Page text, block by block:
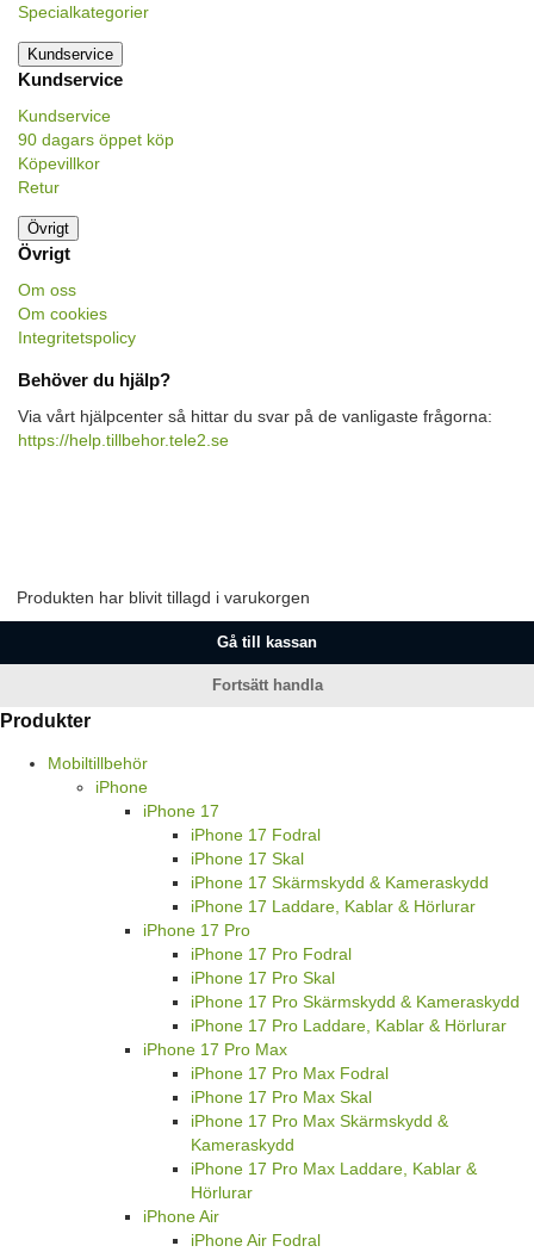
Specialkategorier
Kundservice
Kundservice
Kundservice
90 dagars öppet köp
Köpevillkor
Retur
Övrigt
Övrigt
Om oss
Om cookies
Integritetspolicy
Behöver du hjälp?
Via vårt hjälpcenter så hittar du svar på de vanligaste frågorna:
https://help.tillbehor.tele2.se
Produkten har blivit tillagd i varukorgen
Gå till kassan
Fortsätt handla
Produkter
Mobiltillbehör
iPhone
iPhone 17
iPhone 17 Fodral
iPhone 17 Skal
iPhone 17 Skärmskydd & Kameraskydd
iPhone 17 Laddare, Kablar & Hörlurar
iPhone 17 Pro
iPhone 17 Pro Fodral
iPhone 17 Pro Skal
iPhone 17 Pro Skärmskydd & Kameraskydd
iPhone 17 Pro Laddare, Kablar & Hörlurar
iPhone 17 Pro Max
iPhone 17 Pro Max Fodral
iPhone 17 Pro Max Skal
iPhone 17 Pro Max Skärmskydd &
Kameraskydd
iPhone 17 Pro Max Laddare, Kablar &
Hörlurar
iPhone Air
iPhone Air Fodral